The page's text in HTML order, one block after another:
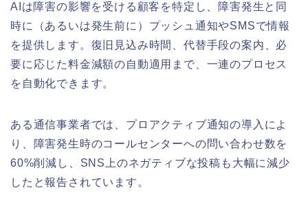
AIは障害の影響を受ける顧客を特定し、障害発生と同
時に（あるいは発生前に）プッシュ通知やSMSで情報
を提供します。復旧見込み時間、代替手段の案内、必
要に応じた料金減額の自動適用まで、一連のプロセス
を自動化できます。
ある通信事業者では、プロアクティブ通知の導入によ
り、障害発生時のコールセンターへの問い合わせ数を
60%削減し、SNS上のネガティブな投稿も大幅に減少
したと報告されています。